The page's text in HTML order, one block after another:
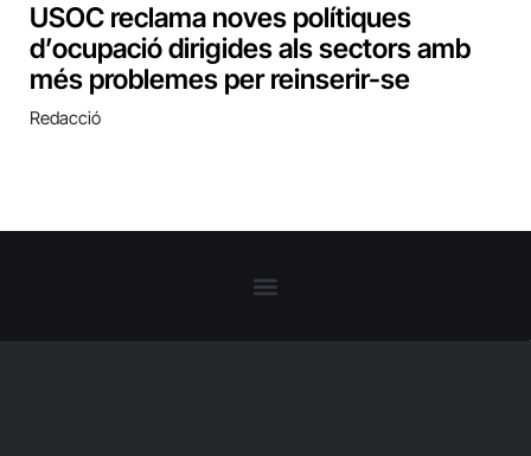
USOC reclama noves polítiques
d’ocupació dirigides als sectors amb
més problemes per reinserir-se
Redacció